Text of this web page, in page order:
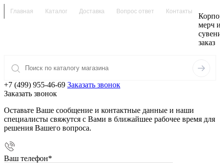
Главная Каталог Доставка Вопрос ответ Контакты
мерч
заказ
+7 (499) 955-46-69 Заказать звонок
Заказать звонок
Оставьте Ваше сообщение и контактные данные и наши
специалисты свяжутся с Вами в ближайшее рабочее время для
решения Вашего вопроса.
Ваш телефон*